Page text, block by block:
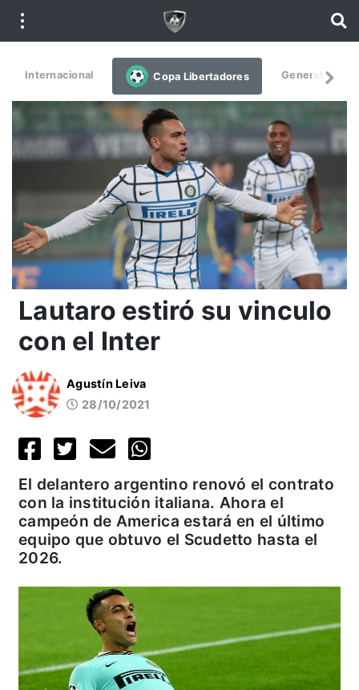
Internacional Copa Libertadores General
Lautaro estiró su vinculo
con el Inter
Agustín Leiva
28/10/2021
El delantero argentino renovó el contrato
con la institución italiana. Ahora el
campeón de America estará en el último
equipo que obtuvo el Scudetto hasta el
2026.